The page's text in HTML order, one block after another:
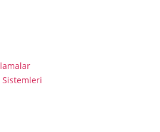
Sistemleri